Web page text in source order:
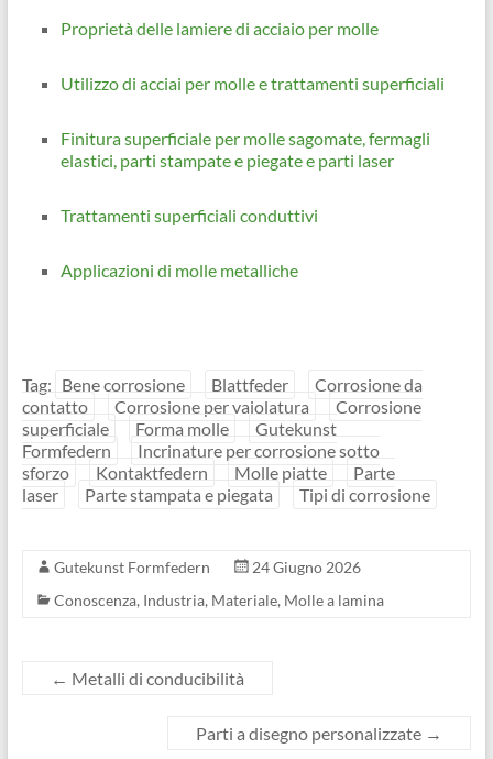
Proprietà delle lamiere di acciaio per molle
Utilizzo di acciai per molle e trattamenti superficiali
Finitura superficiale per molle sagomate, fermagli
elastici, parti stampate e piegate e parti laser
Trattamenti superficiali conduttivi
Applicazioni di molle metalliche
Tag: Bene corrosione Blattfeder
Corrosione da
contatto
Corrosione per vaiolatura
Corrosione
superficiale
Forma molle
Gutekunst
Formfedern
Incrinature per corrosione sotto
sforzo
Kontaktfedern Molle piatte
Parte
laser
Parte stampata e piegata Tipi di corrosione
Gutekunst Formfedern
24 Giugno 2026
Conoscenza, Industria, Materiale, Molle a lamina
← Metalli di conducibilità
Parti a disegno personalizzate →